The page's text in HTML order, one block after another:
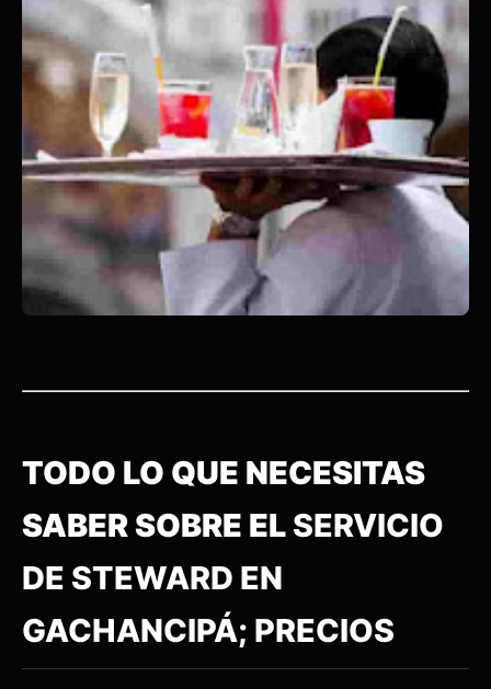
TODO LO QUE NECESITAS
SABER SOBRE EL SERVICIO
DE STEWARD EN
GACHANCIPÁ; PRECIOS